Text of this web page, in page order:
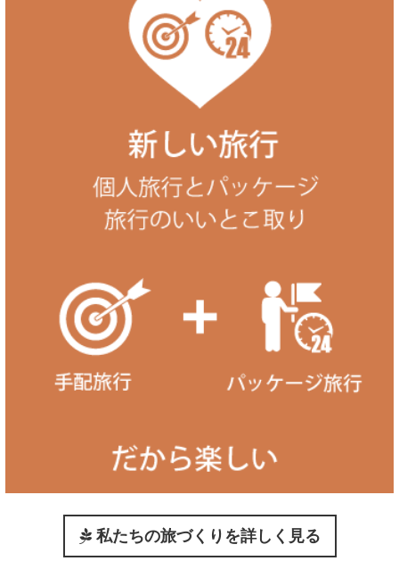
私たちの旅づくりを詳しく見る